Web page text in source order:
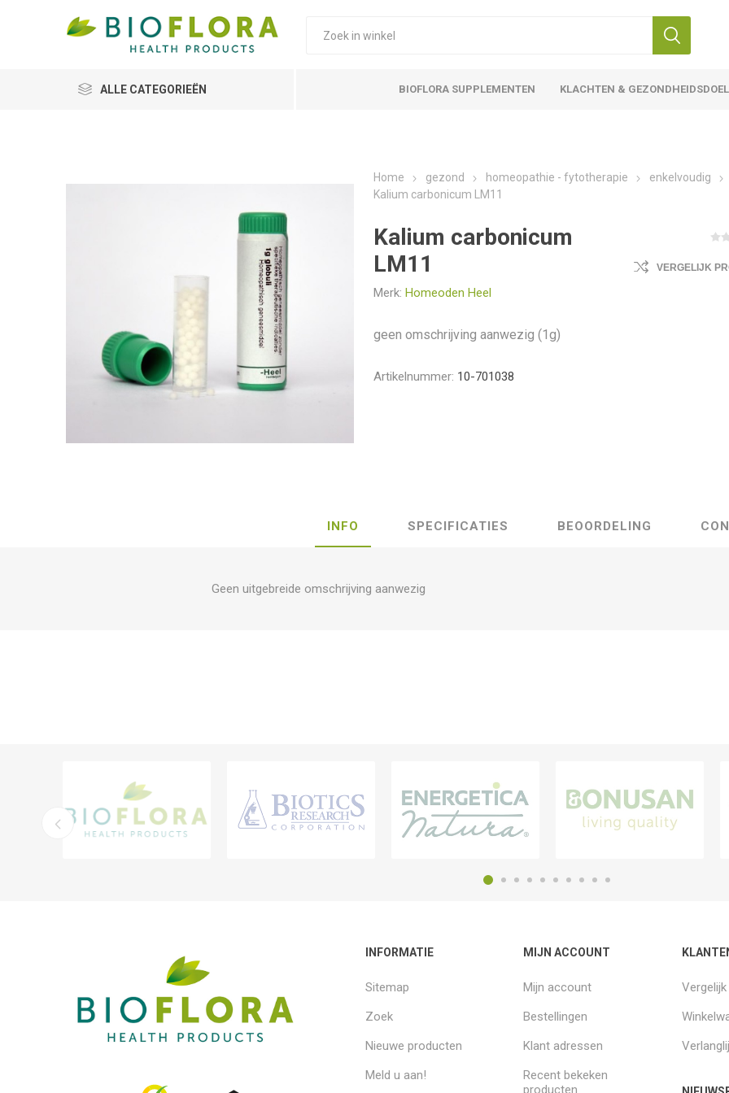
ALLE CATEGORIEËN BIOFLORA SUPPLEMENTEN KLACHTEN &
Home gezond homeopathie - fytotherapie
enkelvoudig
Kalium carbonicum LM11
Kalium carbonicum
LM11
Merk: Homeoden Heel
VERGELIJK
geen omschrijving aanwezig (1g)
Artikelnummer: 10-701038
INFO SPECIFICATIES BEOORDELING
Geen uitgebreide omschrijving aanwezig
INFORMATIE
Sitemap
Zoek
Nieuwe producten
Meld u aan!
MIJN ACCOUNT
Mijn account
Bestellingen
Klant adressen
Recent bekeken
producten